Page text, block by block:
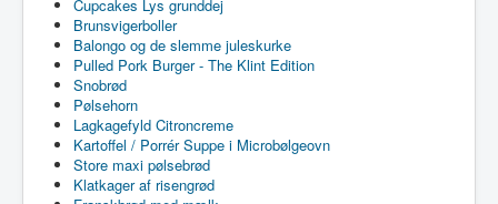
Cupcakes Lys grunddej
Brunsvigerboller
Balongo og de slemme juleskurke
Pulled Pork Burger - The Klint Edition
Snobrød
Pølsehorn
Lagkagefyld Citroncreme
Kartoffel / Porrér Suppe i Microbølgeovn
Store maxi pølsebrød
Klatkager af risengrød